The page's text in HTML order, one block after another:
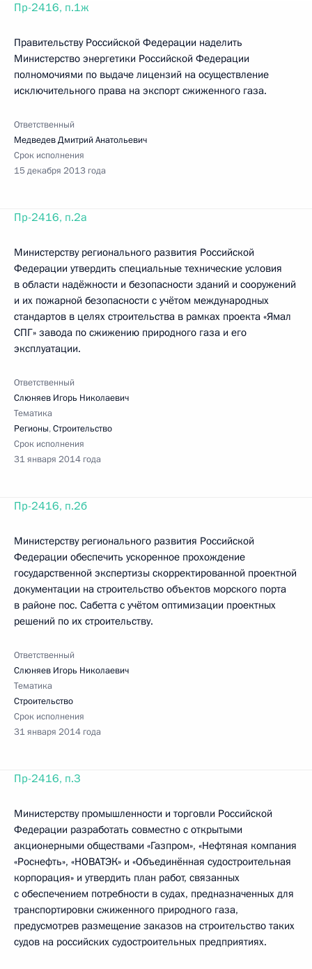
Пр-2416, п.1ж
Правительству Российской Федерации наделить
Министерство энергетики Российской Федерации
полномочиями по выдаче лицензий на осуществление
исключительного права на экспорт сжиженного газа.
Ответственный
Медведев Дмитрий Анатольевич
Срок исполнения
15 декабря 2013 года
Пр-2416, п.2а
Министерству регионального развития Российской
Федерации утвердить специальные технические условия
в области надёжности и безопасности зданий и сооружений
и их пожарной безопасности с учётом международных
стандартов в целях строительства в рамках проекта «Ямал
СПГ» завода по сжижению природного газа и его
эксплуатации.
Ответственный
Слюняев Игорь Николаевич
Тематика
Регионы,Строительство
Срок исполнения
31 января 2014 года
Пр-2416, п.2б
Министерству регионального развития Российской
Федерации обеспечить ускоренное прохождение
государственной экспертизы скорректированной проектной
документации на строительство объектов морского порта
в районе пос. Сабетта с учётом оптимизации проектных
решений по их строительству.
Ответственный
Слюняев Игорь Николаевич
Тематика
Строительство
Срок исполнения
31 января 2014 года
Пр-2416, п.3
Министерству промышленности и торговли Российской
Федерации разработать совместно с открытыми
акционерными обществами «Газпром», «Нефтяная компания
«Роснефть», «НОВАТЭК» и «Объединённая судостроительная
корпорация» и утвердить план работ, связанных
с обеспечением потребности в судах, предназначенных для
транспортировки сжиженного природного газа,
предусмотрев размещение заказов на строительство таких
судов на российских судостроительных предприятиях.